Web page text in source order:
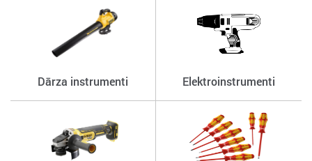
Dārza instrumenti Elektroinstrumenti